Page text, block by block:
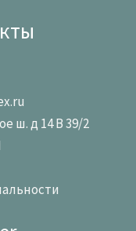
ш. д 14 В 39/2